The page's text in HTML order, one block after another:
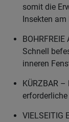
somit die
Insekten am
BOHRFREIE
Schnell
inneren
KÜRZBAR
VIELSEITIG